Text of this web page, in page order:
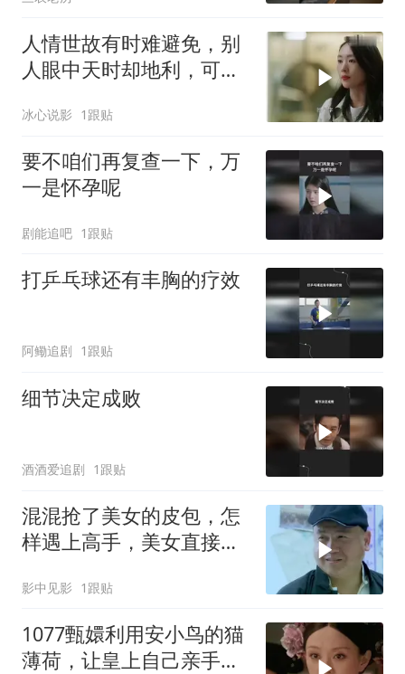
人情世故有时难避免，别
人眼中天时却地利，可惜
冰心说影 1跟贴
要不咱们再复查一下，万
一是怀孕呢
剧能追吧 1跟贴
打乒乓球还有丰胸的疗效
阿鳓追剧 1跟贴
细节决定成败
酒酒爱追剧 1跟贴
混混抢了美女的皮包，怎
样遇上高手，美女直接教
影中见影 1跟贴
1077甄嬛利用安小鸟的猫
薄荷，让皇上自己亲手杖